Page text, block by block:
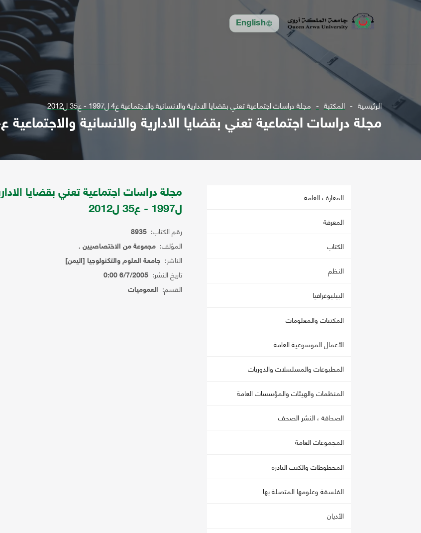
English
الرئيسية المكتبة مجلة دراسات اجتماعية تعني بقضايا الادارية والانسانية والاجتماعية ع4 ل1997 - ع35 ل2012
مجلة دراسات اجتماعية تعني بقضايا الادارية والانسانية والاجتماعية ع4 ل1997 - ع35 ل2012
المعارف العامة
المعرفة
الكتاب
النظم
البيليوغرافيا
المكتبات والمعلومات
الأعمال الموسوعية العامة
المطبوعات والمسلسلات والدوريات
المنظمات والهيئات والمؤسسات العامة
الصحافة ، النشر الصحف
المجموعات العامة
المخطوطات والكتب النادرة
الفلسفة وعلومها المتصلة بها
الأديان
ل1997 - ع35 ل2012
رقم الكتاب: 8935
المؤلف: مجموعة من الاختصاصيين .
الناشر: جامعة العلوم والتكنولوجيا [اليمن]
تاريخ النشر: 6/7/2005 0:00
القسم: العموميات